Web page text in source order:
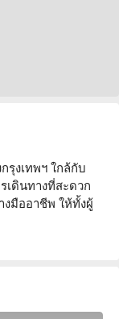
รุงเทพฯ ใกล้กับ
เดินทางที่สะดวก
มืออาชีพ ให้ทั้งผู้
ยิงธนูใน
ครันและมีทีมโค้ช